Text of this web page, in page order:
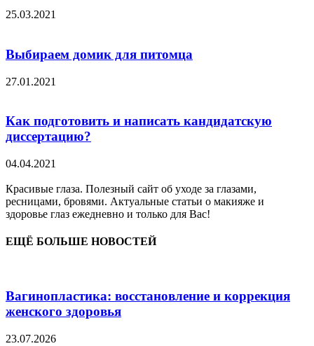
25.03.2021
Выбираем домик для питомца
27.01.2021
Как подготовить и написать кандидатскую
диссертацию?
04.04.2021
Красивые глаза. Полезный сайт об уходе за глазами,
ресницами, бровями. Актуальные статьи о макияже и
здоровье глаз ежедневно и только для Вас!
ЕЩЁ БОЛЬШЕ НОВОСТЕЙ
Вагинопластика: восстановление и коррекция
женского здоровья
23.07.2026